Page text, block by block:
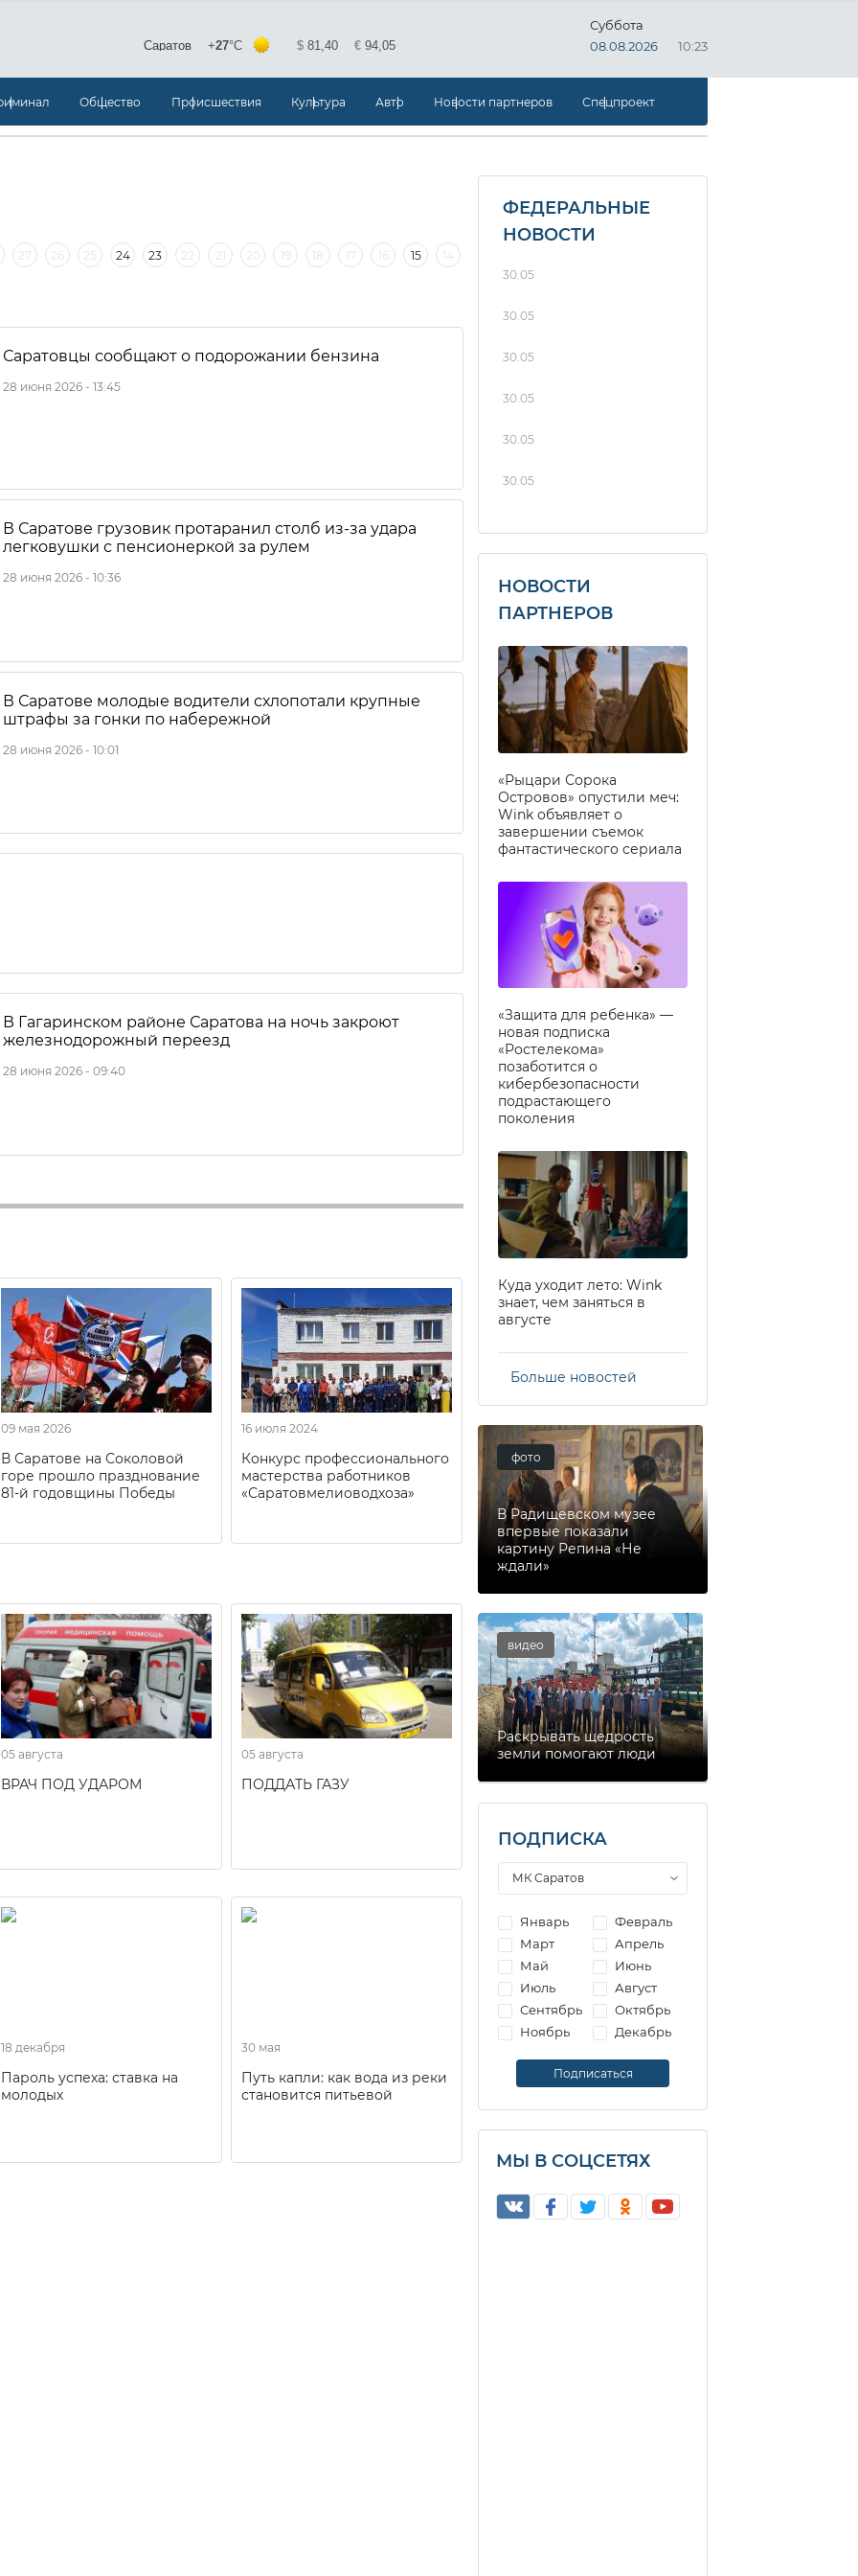
Суббота
08.08.2026
10:23
Общество Происшествия Культура Авто Новости партнеров Спецпроект
27 26 25 24 23 22 21 20 19 18 17 16 15 14
Саратовцы сообщают о подорожании бензина
28 июня 2026 - 13:45
В Саратове грузовик протаранил столб из-за удара
легковушки с пенсионеркой за рулем
28 июня 2026 - 10:36
В Саратове молодые водители схлопотали крупные
штрафы за гонки по набережной
28 июня 2026 - 10:01
В Гагаринском районе Саратова на ночь закроют
железнодорожный переезд
28 июня 2026 - 09:40
09 мая 2026
В Саратове на Соколовой
горе прошло празднование
81-й годовщины Победы
16 июля 2024
Конкурс профессионального
мастерства работников
«Саратовмелиоводхоза»
05 августа
ВРАЧ ПОД УДАРОМ
05 августа
ПОДДАТЬ ГАЗУ
18 декабря
Пароль успеха: ставка на
молодых
30 мая
Путь капли: как вода из реки
становится питьевой
ФЕДЕРАЛЬНЫЕ
НОВОСТИ
30.05
30.05
30.05
30.05
30.05
30.05
НОВОСТИ
ПАРТНЕРОВ
«Рыцари Сорока
Островов» опустили меч:
Wink объявляет о
завершении съемок
фантастического сериала
«Защита для ребенка» —
новая подписка
«Ростелекома»
позаботится о
кибербезопасности
подрастающего
поколения
Куда уходит лето: Wink
знает, чем заняться в
августе
Больше новостей
фото
В Радищевском музее
впервые показали
картину Репина «Не
ждали»
видео
Раскрывать щедрость
земли помогают люди
ПОДПИСКА
Январь
Февраль
Март
Апрель
Май
Июнь
Июль
Август
Сентябрь
Октябрь
Ноябрь
Декабрь
МЫ В СОЦСЕТЯХ